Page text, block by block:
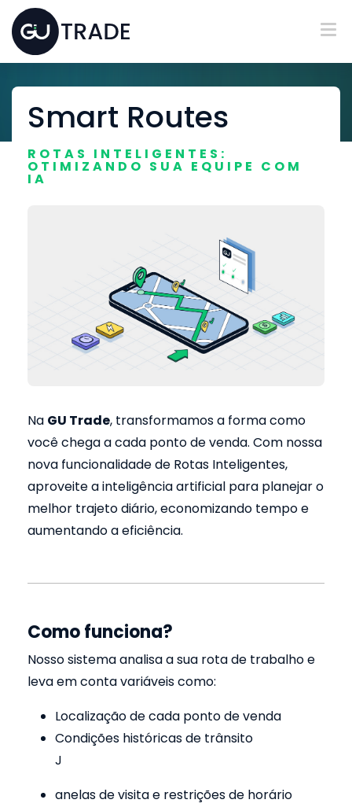
Smart Routes
ROTAS INTELIGENTES:
OTIMIZANDO SUA EQUIPE COM
IA
Na GU Trade, transformamos a forma como
você chega a cada ponto de venda. Com nossa
nova funcionalidade de Rotas Inteligentes,
aproveite a inteligência artificial para planejar o
melhor trajeto diário, economizando tempo e
aumentando a eficiência.
Como funciona?
Nosso sistema analisa a sua rota de trabalho e
leva em conta variáveis como:
Localização de cada ponto de venda
Condições históricas de trânsito
J
anelas de visita e restrições de horário